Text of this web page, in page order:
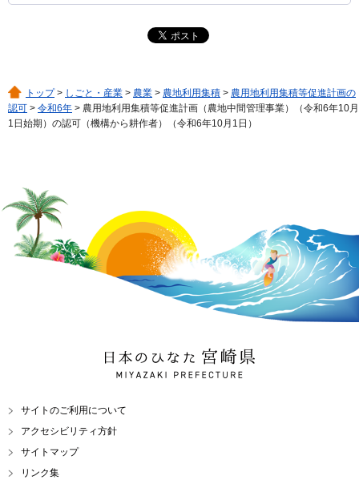
トップ> しごと・産業 > 農業 > 農地利用集積 > 農用地利用集積等促進計画の
認可 > 令和6年 > 農用地利用集積等促進計画（農地中間管理事業）（令和6年10月
1日始期）の認可（機構から耕作者）（令和6年10月1日）
日本のひなた 宮崎県
MIYAZAKI PREFECTURE
サイトのご利用について
アクセシビリティ方針
サイトマップ
リンク集